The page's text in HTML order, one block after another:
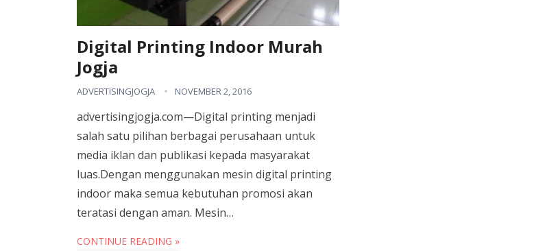
Digital Printing Indoor Murah
Jogja
ADVERTISINGJOGJA NOVEMBER 2, 2016
advertisingjogja.com—Digital printing menjadi
salah satu pilihan berbagai perusahaan untuk
media iklan dan publikasi kepada masyarakat
luas.Dengan menggunakan mesin digital printing
indoor maka semua kebutuhan promosi akan
teratasi dengan aman. Mesin…
CONTINUE READING »